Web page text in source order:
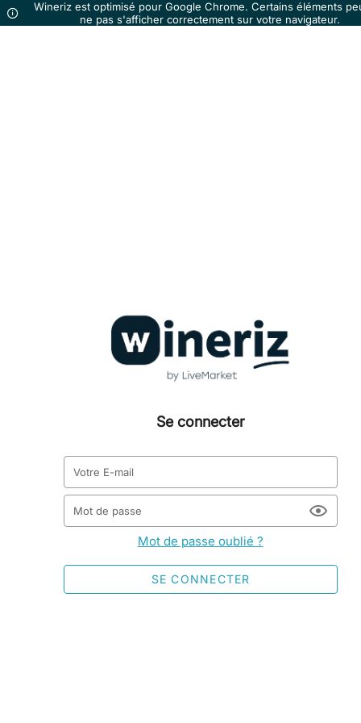
Wineriz est optimisé pour Google Chrome. Certains éléments
ne pas s'afficher correctement sur votre navigateur.
Se connecter
Votre E-mail
Mot de passe
Mot de passe oublié ?
SE CONNECTER